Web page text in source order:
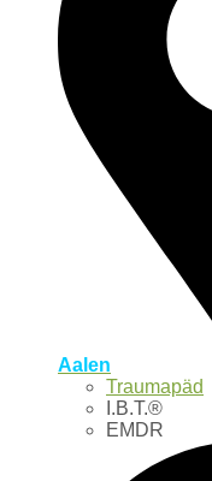
Aalen
Traumapäd
I.B.T.®
EMDR